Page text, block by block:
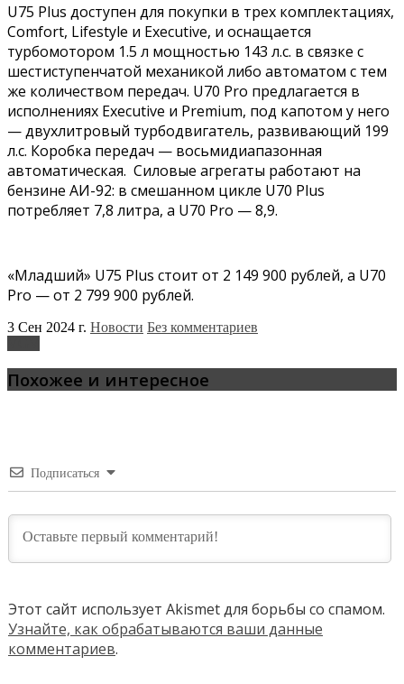
U75 Plus доступен для покупки в трех комплектациях,
Comfort, Lifestyle и Executive, и оснащается
турбомотором 1.5 л мощностью 143 л.с. в связке с
шестиступенчатой механикой либо автоматом с тем
же количеством передач. U70 Pro предлагается в
исполнениях Executive и Premium, под капотом у него
— двухлитровый турбодвигатель, развивающий 199
л.с. Коробка передач — восьмидиапазонная
автоматическая. Силовые агрегаты работают на
бензине АИ-92: в смешанном цикле U70 Plus
потребляет 7,8 литра, а U70 Pro — 8,9.
«Младший» U75 Plus стоит от 2 149 900 рублей, а U70
Pro — от 2 799 900 рублей.
3 Сен 2024 г. Новости Без комментариев
Похожее и интересное
Подписаться
Этот сайт использует Akismet для борьбы со спамом.
Узнайте, как обрабатываются ваши данные
комментариев.